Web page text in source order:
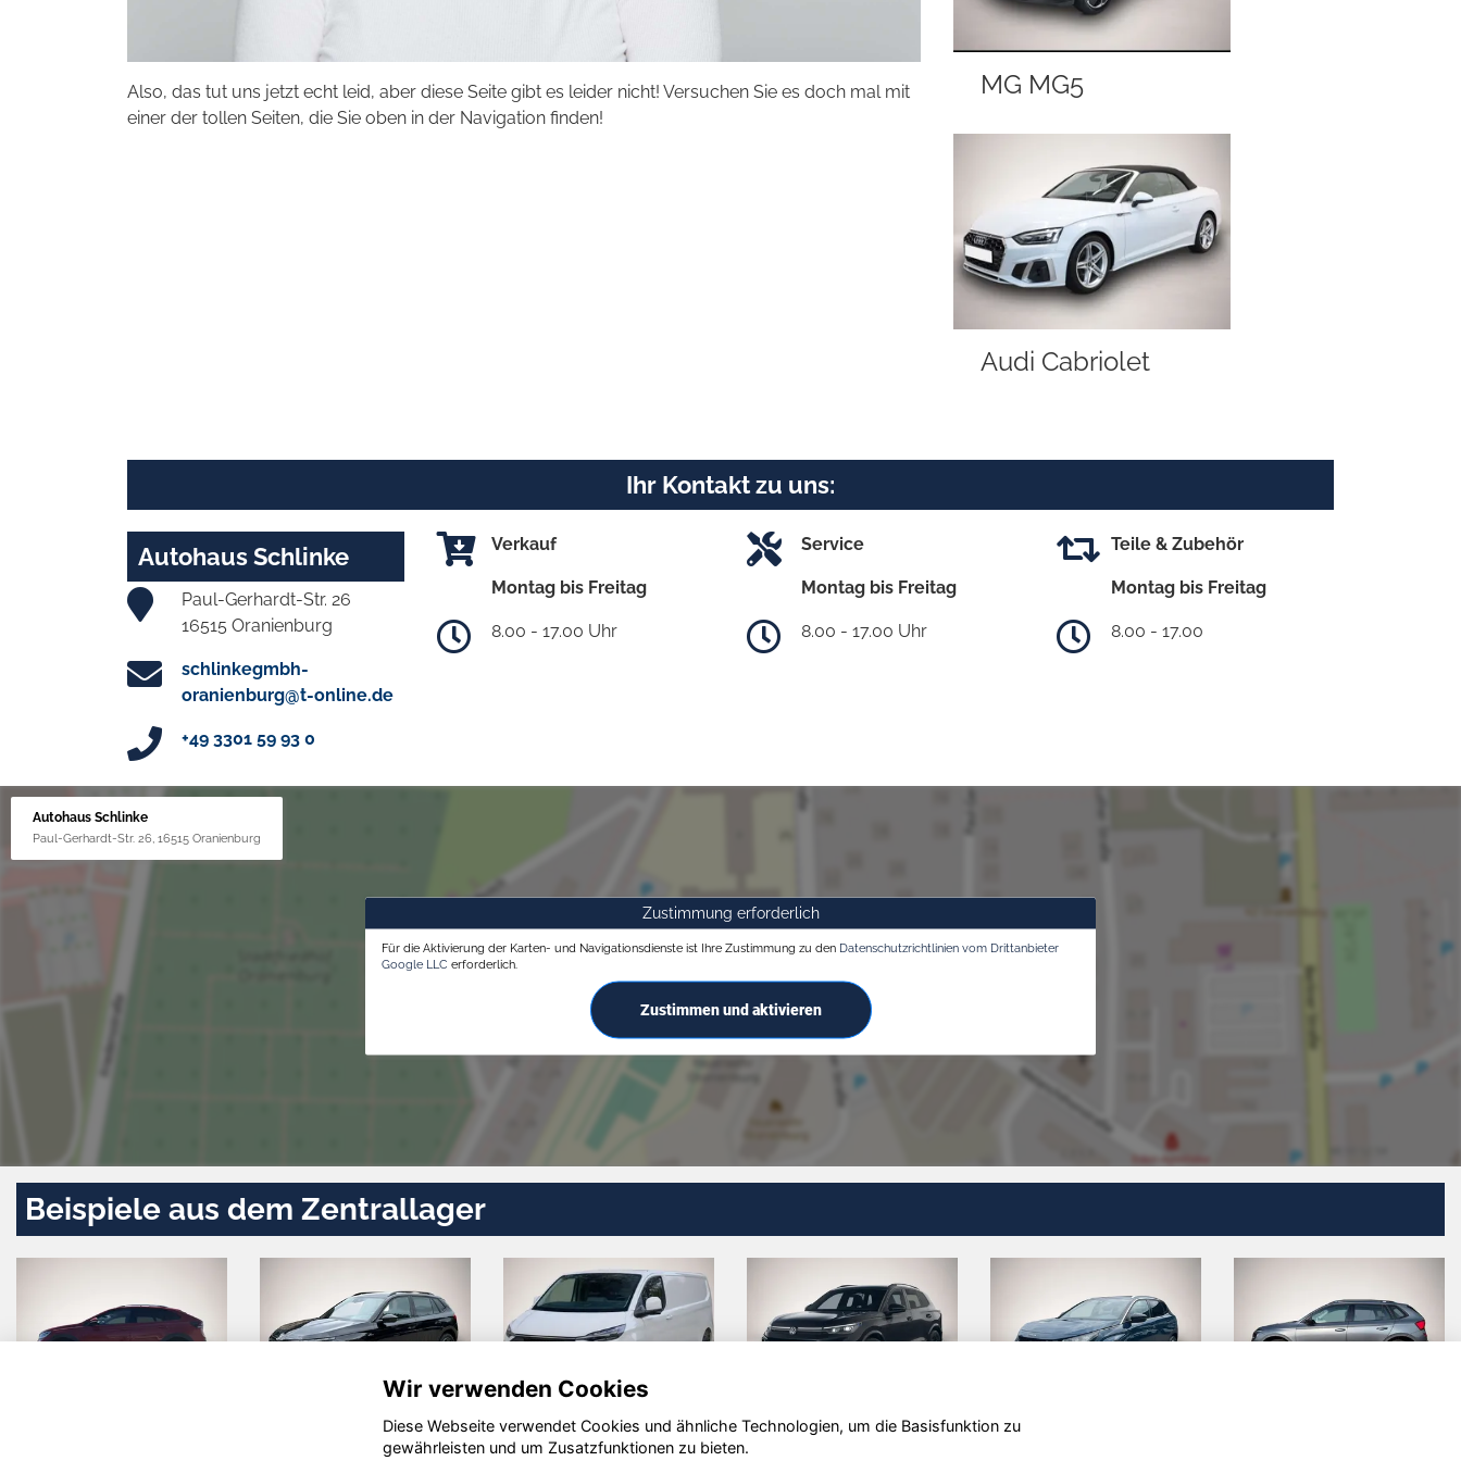
Also, das tut uns jetzt echt leid, aber diese Seite gibt es leider nicht! Versuchen Sie es doch mal mit
einer der tollen Seiten, die Sie oben in der Navigation finden!
MG MG5
Audi Cabriolet
Ihr Kontakt zu uns:
Autohaus Schlinke
Paul-Gerhardt-Str. 26
16515 Oranienburg
schlinkegmbh-
oranienburg@t-online.de
+49 3301 59 93 0
Verkauf
Montag bis Freitag
8.00 - 17.00 Uhr
Service
Montag bis Freitag
8.00 - 17.00 Uhr
Teile & Zubehör
Montag bis Freitag
8.00 - 17.00
Autohaus Schlinke
Paul-Gerhardt-Str. 26, 16515 Oranienburg
Zustimmung erforderlich
Für die Aktivierung der Karten- und Navigationsdienste ist Ihre Zustimmung zu den Datenschutzrichtlinien vom Drittanbieter
Google LLC erforderlich.
Zustimmen und aktivieren
Beispiele aus dem Zentrallager
Skoda BYD ATTO 2 Dacia
Wir verwenden Cookies
Diese Webseite verwendet Cookies und ähnliche Technologien, um die Basisfunktion zu
gewährleisten und um Zusatzfunktionen zu bieten.